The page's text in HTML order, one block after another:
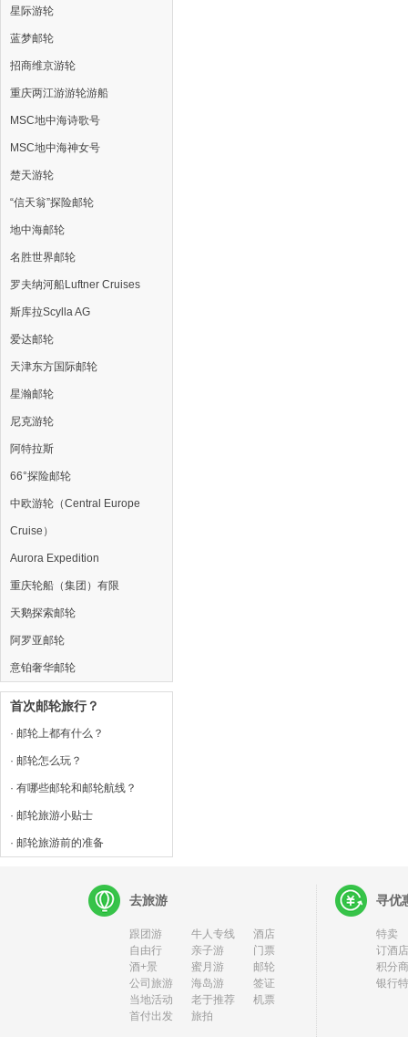
星际游轮
蓝梦邮轮
招商维京游轮
重庆两江游游轮游船
MSC地中海诗歌号
MSC地中海神女号
楚天游轮
“信天翁”探险邮轮
地中海邮轮
名胜世界邮轮
罗夫纳河船Luftner Cruises
斯库拉Scylla AG
爱达邮轮
天津东方国际邮轮
星瀚邮轮
尼克游轮
阿特拉斯
66°探险邮轮
中欧游轮（Central Europe
Cruise）
Aurora Expedition
重庆轮船（集团）有限
天鹅探索邮轮
阿罗亚邮轮
意铂奢华邮轮
首次邮轮旅行？
· 邮轮上都有什么？
· 邮轮怎么玩？
· 有哪些邮轮和邮轮航线？
· 邮轮旅游小贴士
· 邮轮旅游前的准备
去旅游
跟团游 牛人专线
酒店
自由行
亲子游
门票
酒+景
蜜月游
邮轮
公司旅游
海岛游
签证
当地活动
老于推荐
机票
首付出发
旅拍
寻优
特卖
订酒
积分
银行